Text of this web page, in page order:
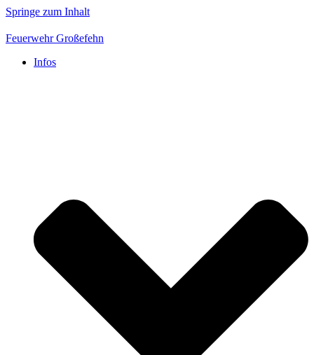
Springe zum Inhalt
Feuerwehr Großefehn
Infos